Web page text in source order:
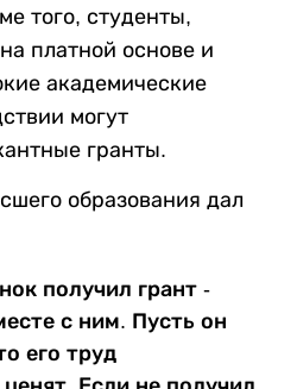
того, студенты,
платной основе и
академические
могут
гранты.
образования дал
получил грант -
с ним. Пусть он
его труд